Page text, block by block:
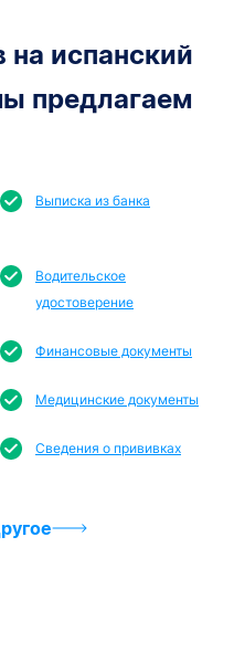
испанский
предлагаем
Выписка из банка
Водительское
удостоверение
Финансовые документы
Медицинские документы
Сведения о прививках